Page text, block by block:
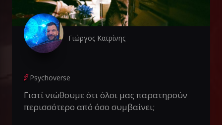
Γιώργος Κατρίνης
Psychoverse
Γιατί νιώθουμε ότι όλοι μας παρατηρούν
περισσότερο από όσο συμβαίνει;